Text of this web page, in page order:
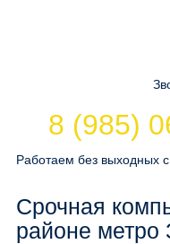
8 (985)
Работаем без выходных
Срочная
районе метро